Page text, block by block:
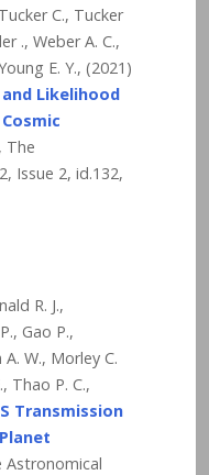
C., Tucker
., Weber A. C.,
E. Y., (2021)
Likelihood
, The
Issue 2, id.132,
R. J.,
Gao P.,
W., Morley C.
Thao P. C.,
Transmission
Astronomical